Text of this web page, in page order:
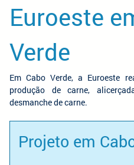
Euroeste
Verde
Em Cabo Verde, a Euroeste
produção de carne,
desmanche de carne.
Projeto em